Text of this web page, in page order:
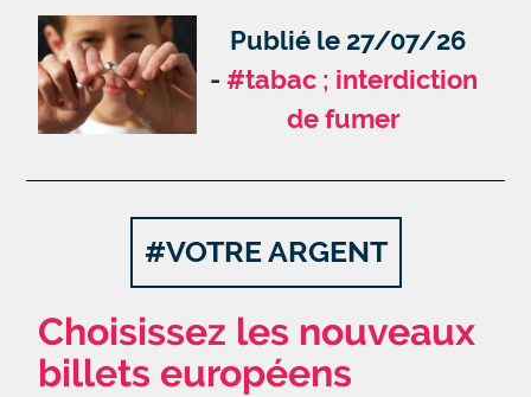
Publié le 27/07/26
#tabac ; interdiction
de fumer
#VOTRE ARGENT
Choisissez les nouveaux
billets européens